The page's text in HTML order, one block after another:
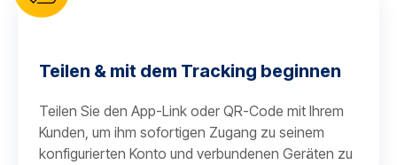
Teilen & mit dem Tracking beginnen
Teilen Sie den App-Link oder QR-Code mit Ihrem
Kunden, um ihm sofortigen Zugang zu seinem
konfigurierten Konto und verbundenen Geräten zu